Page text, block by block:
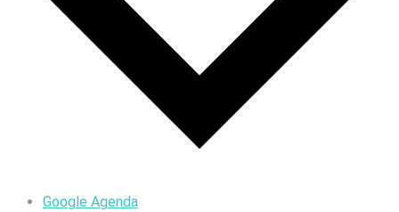
Google Agenda